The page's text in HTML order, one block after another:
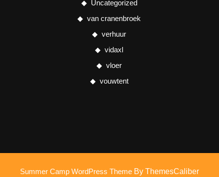
Uncategorized
van cranenbroek
verhuur
vidaxl
vloer
vouwtent
Summer Camp WordPress Theme By ThemesCaliber